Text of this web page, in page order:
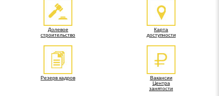
Долевое
строительство
Карта
доступности
Резерв кадров
Вакансии
Центра
занятости